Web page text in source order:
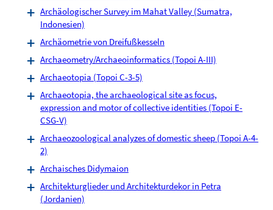
Archäologischer Survey im Mahat Valley (Sumatra,
Indonesien)
Archäometrie von Dreifußkesseln
Archaeometry/Archaeoinformatics (Topoi A-III)
Archaeotopia (Topoi C-3-5)
Archaeotopia, the archaeological site as focus,
expression and motor of collective identities (Topoi E-
CSG-V)
Archaeozoological analyzes of domestic sheep (Topoi A-4-
2)
Archaisches Didymaion
Architekturglieder und Architekturdekor in Petra
(Jordanien)